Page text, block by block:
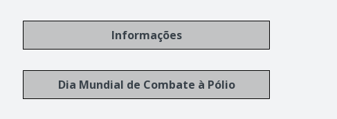
Informações
Dia Mundial de Combate à Pólio